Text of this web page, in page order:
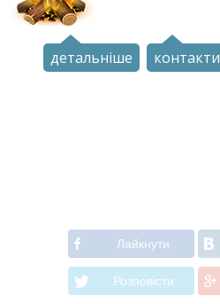
детальніше контакти
Лайкнути
Розповiсти